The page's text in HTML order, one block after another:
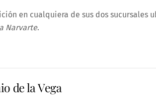
en cualquiera de sus dos sucursales
Narvarte.
de la Vega